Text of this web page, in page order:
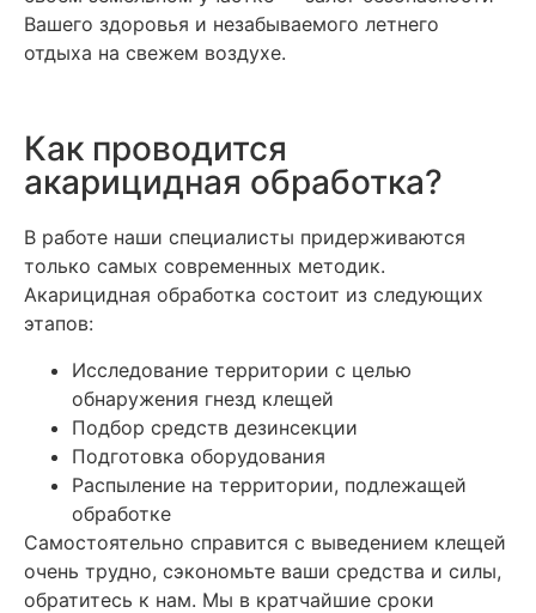
Вашего здоровья и незабываемого летнего
отдыха на свежем воздухе.
Как проводится
акарицидная обработка?
В работе наши специалисты придерживаются
только самых современных методик.
Акарицидная обработка состоит из следующих
этапов:
Исследование территории с целью
обнаружения гнезд клещей
Подбор средств дезинсекции
Подготовка оборудования
Распыление на территории, подлежащей
обработке
Самостоятельно справится с выведением клещей
очень трудно, сэкономьте ваши средства и силы,
обратитесь к нам. Мы в кратчайшие сроки